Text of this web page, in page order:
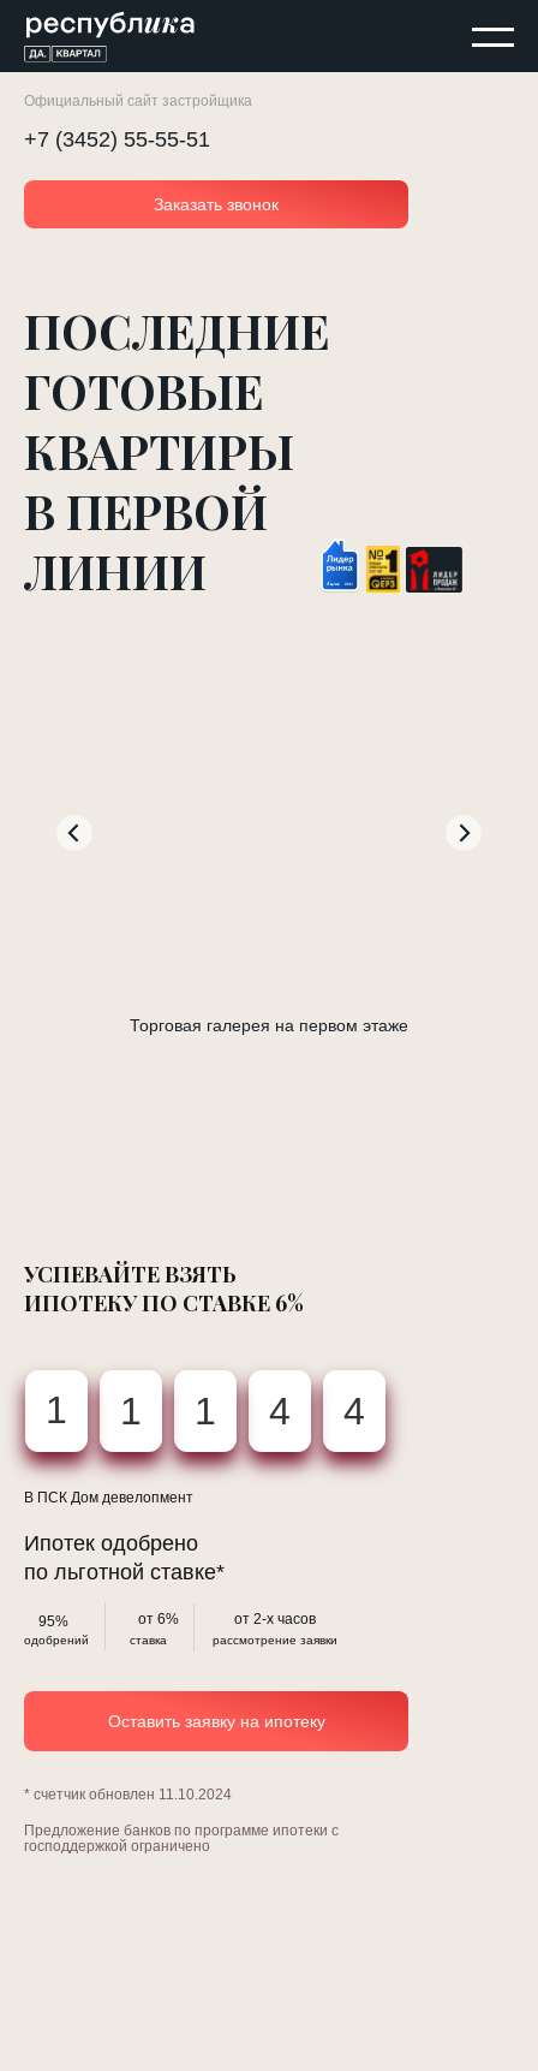
ПОСЛЕДНИЕ
ГОТОВЫЕ
КВАРТИРЫ
В ПЕРВОЙ
ЛИНИИ
+7 (3452) 55-55-51
Заказать звонок
Официальный сайт застройщика
Закрытые дворы без машин
В ПСК Дом девелопмент
УСПЕВАЙТЕ ВЗЯТЬ
ИПОТЕКУ ПО СТАВКЕ 6%
* счетчик обновлен 11.10.2024
Предложение банков по программе ипотеки с
господдержкой ограничено
от 6%
ставка
от 2-х часов
рассмотрение заявки
95%
одобрений
4
4
Оставить заявку на ипотеку
Ипотек одобрено
по льготной ставке*
1
1
1